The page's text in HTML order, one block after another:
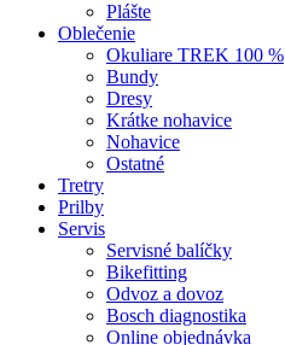
Plášte
Oblečenie
Okuliare TREK 100 %
Bundy
Dresy
Krátke nohavice
Nohavice
Ostatné
Tretry
Prilby
Servis
Servisné balíčky
Bikefitting
Odvoz a dovoz
Bosch diagnostika
Online objednávka